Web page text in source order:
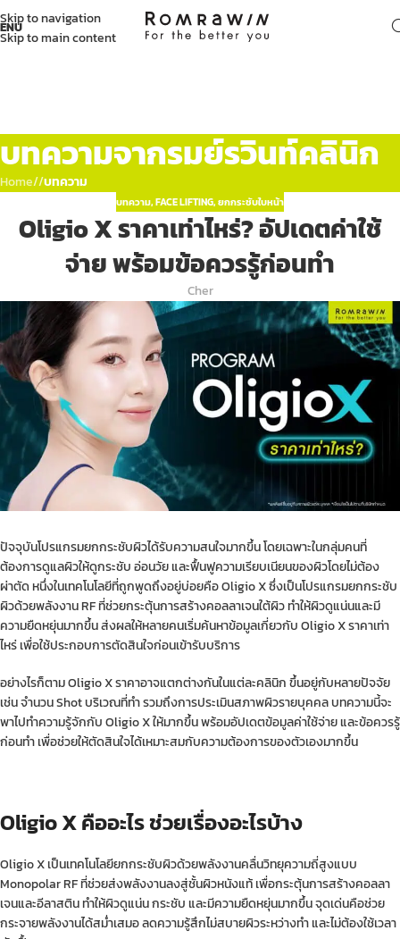
Skip to navigation
Skip to main content
บทความจากรมย์รวินท์คลินิก
Home/ บทความ
บทความ,FACE LIFTING,ยกกระชับใบหน้า
Oligio X ราคาเท่าไหร่? อัปเดตค่าใช้
จ่าย พร้อมข้อควรรู้ก่อนทำ
Cher
ปัจจุบันโปรแกรมยกกระชับผิวได้รับความสนใจมากขึ้น โดยเฉพาะในกลุ่มคนที่
ต้องการดูแลผิวให้ดูกระชับ อ่อนวัย และฟื้นฟูความเรียบเนียนของผิวโดยไม่ต้อง
ผ่าตัด หนึ่งในเทคโนโลยีที่ถูกพูดถึงอยู่บ่อยคือ Oligio X ซึ่งเป็นโปรแกรมยกกระชับ
ผิวด้วยพลังงาน RF ที่ช่วยกระตุ้นการสร้างคอลลาเจนใต้ผิว ทำให้ผิวดูแน่นและมี
ความยืดหยุ่นมากขึ้น ส่งผลให้หลายคนเริ่มค้นหาข้อมูลเกี่ยวกับ Oligio X ราคาเท่า
ไหร่ เพื่อใช้ประกอบการตัดสินใจก่อนเข้ารับบริการ
อย่างไรก็ตาม Oligio X ราคาอาจแตกต่างกันในแต่ละคลินิก ขึ้นอยู่กับหลายปัจจัย
เช่น จำนวน Shot บริเวณที่ทำ รวมถึงการประเมินสภาพผิวรายบุคคล บทความนี้จะ
พาไปทำความรู้จักกับ Oligio X ให้มากขึ้น พร้อมอัปเดตข้อมูลค่าใช้จ่าย และข้อควรรู้
ก่อนทำ เพื่อช่วยให้ตัดสินใจได้เหมาะสมกับความต้องการของตัวเองมากขึ้น
Oligio X คืออะไร ช่วยเรื่องอะไรบ้าง
Oligio X เป็นเทคโนโลยียกกระชับผิวด้วยพลังงานคลื่นวิทยุความถี่สูงแบบ
Monopolar RF ที่ช่วยส่งพลังงานลงสู่ชั้นผิวหนังแท้ เพื่อกระตุ้นการสร้างคอลลา
เจนและอีลาสติน ทำให้ผิวดูแน่น กระชับ และมีความยืดหยุ่นมากขึ้น จุดเด่นคือช่วย
กระจายพลังงานได้สม่ำเสมอ ลดความรู้สึกไม่สบายผิวระหว่างทำ และไม่ต้องใช้เวลา